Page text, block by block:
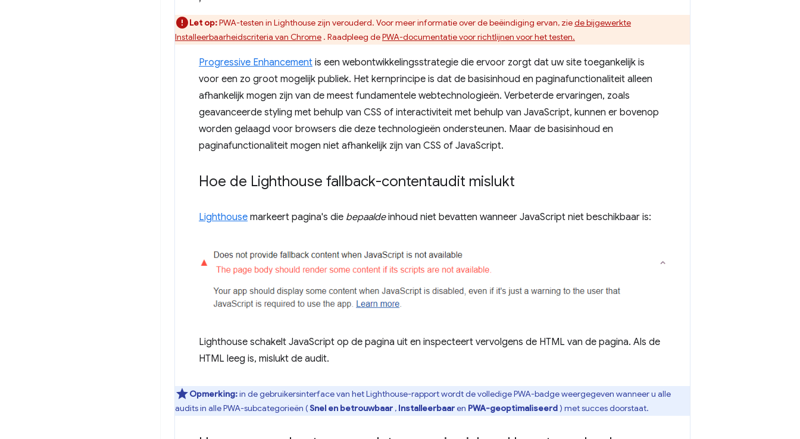
Let op:PWA-testen in Lighthouse zijn verouderd. Voor meer informatie over de beëindiging ervan, ziede bijgewerkte
Installeerbaarheidscriteria van Chrome . Raadpleeg dePWA-documentatie voor richtlijnen voor het testen.
Progressive Enhancement is een webontwikkelingsstrategie die ervoor zorgt dat uw site toegankelijk is
voor een zo groot mogelijk publiek. Het kernprincipe is dat de basisinhoud en paginafunctionaliteit alleen
afhankelijk mogen zijn van de meest fundamentele webtechnologieën. Verbeterde ervaringen, zoals
geavanceerde styling met behulp van CSS of interactiviteit met behulp van JavaScript, kunnen er bovenop
worden gelaagd voor browsers die deze technologieën ondersteunen. Maar de basisinhoud en
paginafunctionaliteit mogen niet afhankelijk zijn van CSS of JavaScript.
Hoe de Lighthouse fallback-contentaudit mislukt
Lighthouse markeert pagina's die bepaaldeinhoud niet bevatten wanneer JavaScript niet beschikbaar is:
Lighthouse schakelt JavaScript op de pagina uit en inspecteert vervolgens de HTML van de pagina. Als de
HTML leeg is, mislukt de audit.
Opmerking:in de gebruikersinterface van het Lighthouse-rapport wordt de volledige PWA-badge weergegeven wanneer u alle
audits in alle PWA-subcategorieën (Snel en betrouwbaar , Installeerbaaren PWA-geoptimaliseerd) met succes doorstaat.